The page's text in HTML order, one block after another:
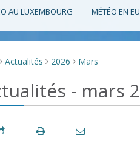
AU LUXEMBOURG MÉTÉO EN
> Actualités > 2026 > Mars
- mars